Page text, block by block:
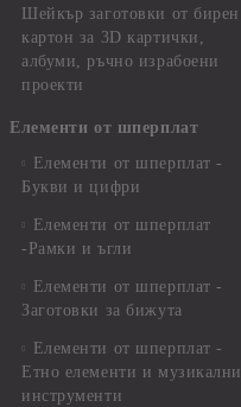
Шейкър заготовки от бирен
картон за 3D картички,
албуми, ръчно израбоени
проекти
Елементи от шперплат
Елементи от шперплат -
Букви и цифри
Елементи от шперплат
-Рамки и ъгли
Елементи от шперплат -
Заготовки за бижута
Елементи от шперплат -
Етно елементи и музикални
инструменти